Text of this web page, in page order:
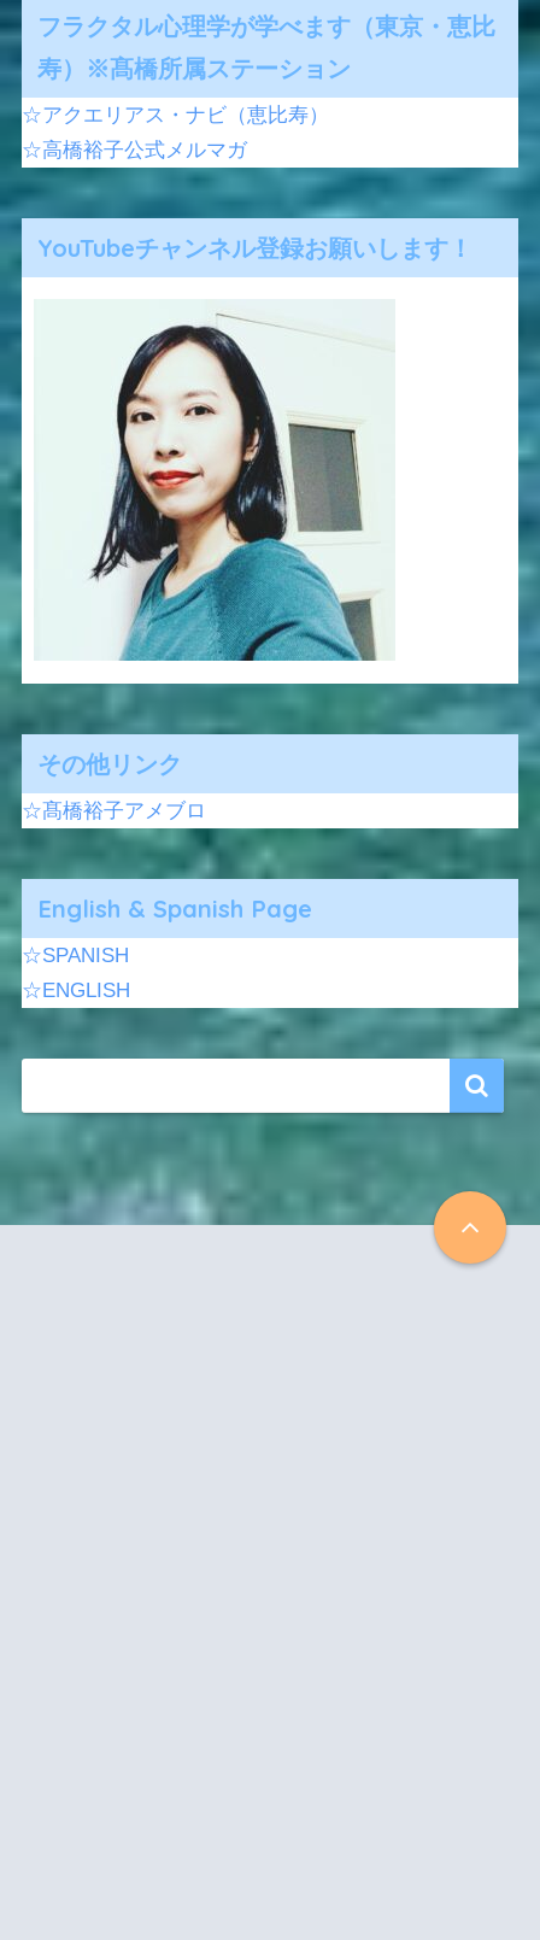
フラクタル心理学が学べます（東京・恵比
寿）※髙橋所属ステーション
☆アクエリアス・ナビ（恵比寿）
☆高橋裕子公式メルマガ
YouTubeチャンネル登録お願いします！
その他リンク
☆髙橋裕子アメブロ
English & Spanish Page
☆SPANISH
☆ENGLISH